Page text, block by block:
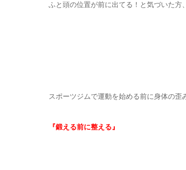
ふと頭の位置が前に出てる！と気づいた方
スポーツジムで運動を始める前に身体の歪
『鍛える前に整える』